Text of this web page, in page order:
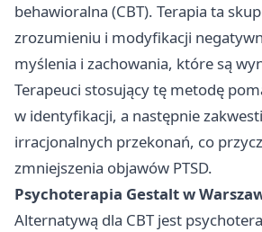
behawioralna (CBT). Terapia ta
zrozumieniu i modyfikacji
myślenia i zachowania, które są
Terapeuci stosujący tę metodę
w identyfikacji, a następnie
irracjonalnych przekonań, co
zmniejszenia objawów PTSD.
Psychoterapia Gestalt w
Alternatywą dla CBT jest